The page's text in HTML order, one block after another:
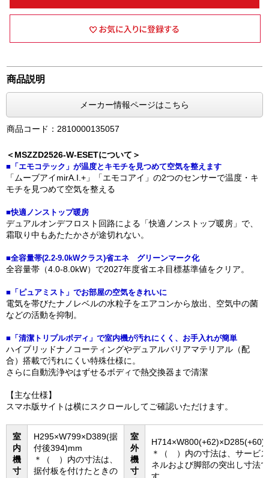
商品説明
メーカー情報ページはこちら
商品コード：2810000135057
＜MSZZD2526-W-ESETについて＞
■「エモコテック」が温度とキモチを見つめて空気を整えます
「ムーブアイmirA.I.+」「エモコアイ」の2つのセンサーで温度・キ
モチを見つめて空気を整える
■快適ノンストップ暖房
デュアルオンデフロスト回路による「快適ノンストップ暖房」で、
霜取り中もあたたかさが途切れない。
■全容量帯(2.2-9.0kWクラス)省エネ グリーンマーク化
全容量帯（4.0-8.0kW）で2027年度省エネ目標基準値をクリア。
■「ピュアミスト」でお部屋の空気をきれいに
電気を帯びたナノレベルの水粒子をエアコンから放出、空気中の菌
などの活動を抑制。
■「清潔トリプルボディ」で室内機が汚れにくく、お手入れが簡単
ハイブリッドナノコーティングやデュアルバリアマテリアル（配
合）搭載で汚れにくい特殊仕様に。
さらに自動洗浄やはずせるボディで熱交換器まで清潔
【主な仕様】
スマホ版サイトは横にスクロールしてご確認いただけます。
室
内
機
寸
H295×W799×D389(据
付後394)mm
＊（ ）内の寸法は、
据付板を付けたときの
室
外
機
寸
＊（ ）内の寸法は、サービ
ネルおよび脚部の突出し寸法で
す。